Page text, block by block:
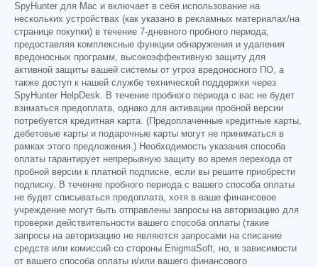
SpyHunter для Mac и включает в себя использование на
нескольких устройствах (как указано в рекламных материалах/на
странице покупки) в течение 7-дневного пробного периода,
предоставляя комплексные функции обнаружения и удаления
вредоносных программ, высокоэффективную защиту для
активной защиты вашей системы от угроз вредоносного ПО, а
также доступ к нашей службе технической поддержки через
SpyHunter HelpDesk. В течение пробного периода с вас не будет
взиматься предоплата, однако для активации пробной версии
потребуется кредитная карта. (Предоплаченные кредитные карты,
дебетовые карты и подарочные карты могут не приниматься в
рамках этого предложения.) Необходимость указания способа
оплаты гарантирует непрерывную защиту во время перехода от
пробной версии к платной подписке, если вы решите приобрести
подписку. В течение пробного периода с вашего способа оплаты
не будет списываться предоплата, хотя в ваше финансовое
учреждение могут быть отправлены запросы на авторизацию для
проверки действительности вашего способа оплаты (такие
запросы на авторизацию не являются запросами на списание
средств или комиссий со стороны EnigmaSoft, но, в зависимости
от вашего способа оплаты и/или вашего финансового